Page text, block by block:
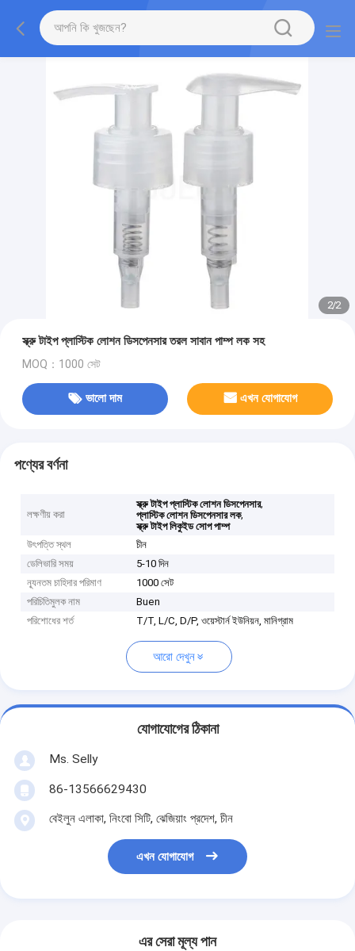
2/2
স্ক্রু টাইপ প্লাস্টিক লোশন ডিসপেনসার তরল সাবান পাম্প লক সহ
MOQ：1000 সেট
ভালো দাম এখন যোগাযোগ
পণ্যের বর্ণনা
লক্ষণীয় করা
স্ক্রু টাইপ প্লাস্টিক লোশন ডিসপেনসার,
প্লাস্টিক লোশন ডিসপেনসার লক,
স্ক্রু টাইপ লিকুইড সোপ পাম্প
উৎপত্তি স্থল
চীন
ডেলিভারি সময়
5-10 দিন
ন্যূনতম চাহিদার পরিমাণ
1000 সেট
পরিচিতিমুলক নাম
Buen
পরিশোধের শর্ত
T/T, L/C, D/P, ওয়েস্টার্ন ইউনিয়ন, মানিগ্রাম
আরো দেখুন
যোগাযোগের ঠিকানা
Ms. Selly
86-13566629430
বেইলুন এলাকা, নিংবো সিটি, ঝেজিয়াং প্রদেশ, চীন
এখন যোগাযোগ
এর সেরা মূল্য পান